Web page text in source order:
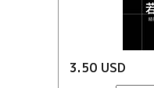
3.50 USD